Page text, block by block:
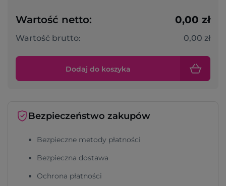
Wartość netto: 0,00 zł
Wartość brutto: 0,00 zł
Dodaj do koszyka
Bezpieczeństwo zakupów
Bezpieczne metody płatności
Bezpieczna dostawa
Ochrona płatności